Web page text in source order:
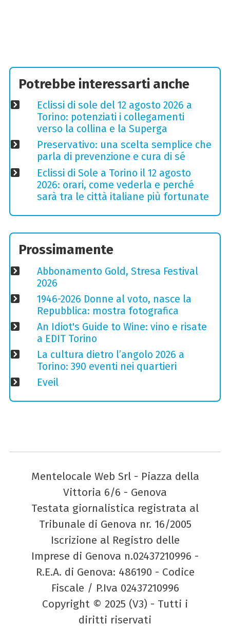
Potrebbe interessarti anche
Eclissi di sole del 12 agosto 2026 a
Torino: potenziati i collegamenti
verso la collina e la Superga
Preservativo: una scelta semplice che
parla di prevenzione e cura di sé
Eclissi di Sole a Torino il 12 agosto
2026: orari, come vederla e perché
sarà tra le città italiane più fortunate
Prossimamente
Abbonamento Gold, Stresa Festival
2026
1946-2026 Donne al voto, nasce la
Repubblica: mostra fotografica
An Idiot's Guide to Wine: vino e risate
a EDIT Torino
La cultura dietro l’angolo 2026 a
Torino: 390 eventi nei quartieri
Eveil
Mentelocale Web Srl - Piazza della
Vittoria 6/6 - Genova
Testata giornalistica registrata al
Tribunale di Genova nr. 16/2005
Iscrizione al Registro delle
Imprese di Genova n.02437210996 -
R.E.A. di Genova: 486190 - Codice
Fiscale / P.Iva 02437210996
Copyright © 2025 (V3) - Tutti i
diritti riservati